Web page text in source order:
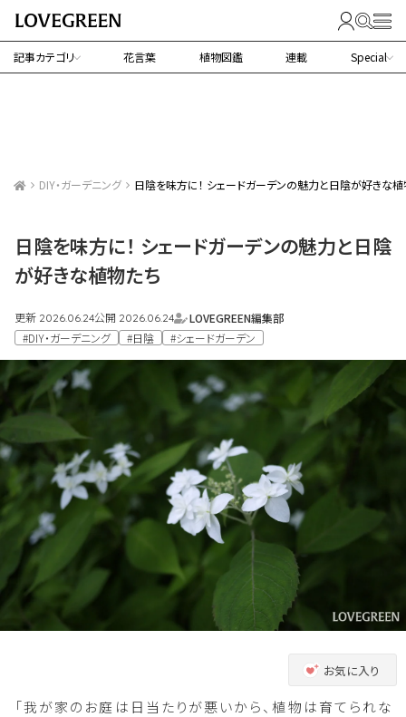
記事カテゴリ 花言葉 植物図鑑 連載 Special
DIY・ガーデニング 日陰を味方に！ シェードガーデンの魅力と日陰が好きな
日陰を味方に！ シェードガーデンの魅力と日陰
が好きな植物たち
更新 2026.06.24公開 2026.06.24
LOVEGREEN編集部
#DIY・ガーデニング
#日陰 #シェードガーデン
お気に入り
「我が家のお庭は日当たりが悪いから、植物は育てられな